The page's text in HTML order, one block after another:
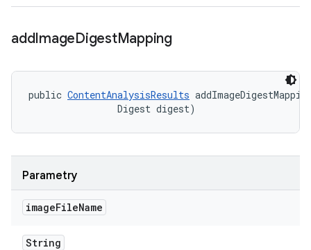
addImageDigestMapping
public ContentAnalysisResults
                Digest digest)
Parametry
imageFileName
String